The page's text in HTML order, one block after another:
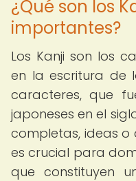
¿Qué son los
importantes?
Los Kanji son los
en la escritura de
caracteres, que
japoneses en el
completas, ideas o
es crucial para
que constituyen